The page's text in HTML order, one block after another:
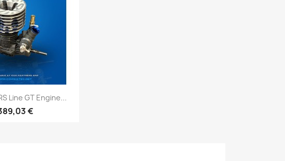
rapide
Line GT Engine...
€